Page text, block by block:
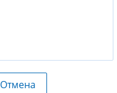
Отмена